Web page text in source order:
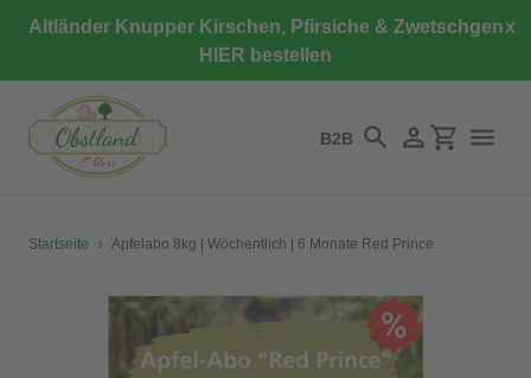
zumAltländer Knupper Kirschen, Pfirsiche & Zwetschgen
HIER bestellen
x
B2B SuchenEinloggen
Startseite › Apfelabo 8kg | Wöchentlich | 6 Monate Red Prince